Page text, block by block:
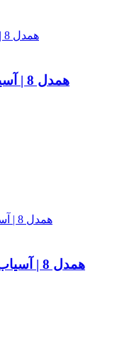
همدل 8 | آسیاب آبی | تعادل در زندگی | آنلاین
همدل 8 | آسیاب آبی | تعادل در زندگی | حضوری